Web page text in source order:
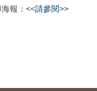
報：<<請參閱>>